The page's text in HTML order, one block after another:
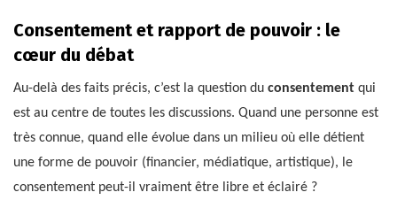
Consentement et rapport de pouvoir : le
cœur du débat
Au-delà des faits précis, c’est la question du consentement qui
est au centre de toutes les discussions. Quand une personne est
très connue, quand elle évolue dans un milieu où elle détient
une forme de pouvoir (financier, médiatique, artistique), le
consentement peut-il vraiment être libre et éclairé ?